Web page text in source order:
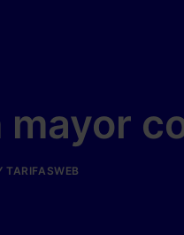
mayor
TARIFASWEB